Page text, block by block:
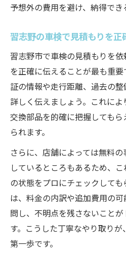
予想外の費用を避け、納得でき
習志野の車検で見積もりを正
習志野市で車検の見積もりを
を正確に伝えることが最も重
証の情報や走行距離、過去の
詳しく伝えましょう。これに
交換部品を的確に把握しても
られます。
さらに、店舗によっては無料
しているところもあるため、
の状態をプロにチェックして
は、料金の内訳や追加費用の
問し、不明点を残さないこと
す。こうした丁寧なやり取り
第一歩です。